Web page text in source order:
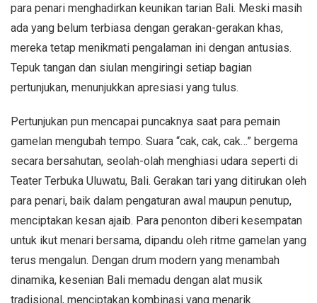
para penari menghadirkan keunikan tarian Bali. Meski masih
ada yang belum terbiasa dengan gerakan-gerakan khas,
mereka tetap menikmati pengalaman ini dengan antusias.
Tepuk tangan dan siulan mengiringi setiap bagian
pertunjukan, menunjukkan apresiasi yang tulus.
Pertunjukan pun mencapai puncaknya saat para pemain
gamelan mengubah tempo. Suara “cak, cak, cak…” bergema
secara bersahutan, seolah-olah menghiasi udara seperti di
Teater Terbuka Uluwatu, Bali. Gerakan tari yang ditirukan oleh
para penari, baik dalam pengaturan awal maupun penutup,
menciptakan kesan ajaib. Para penonton diberi kesempatan
untuk ikut menari bersama, dipandu oleh ritme gamelan yang
terus mengalun. Dengan drum modern yang menambah
dinamika, kesenian Bali memadu dengan alat musik
tradisional, menciptakan kombinasi yang menarik.